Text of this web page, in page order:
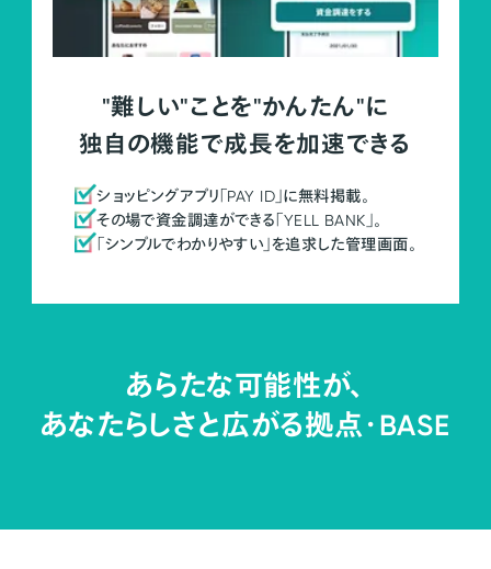
"難しい"ことを"かんたん"に
独自の機能で成長を加速できる
ショッピングアプリ「PAY ID」に無料掲載。
その場で資金調達ができる「YELL BANK」。
「シンプルでわかりやすい」を追求した管理画面。
あらたな可能性が、
あなたらしさと広がる拠点・BASE